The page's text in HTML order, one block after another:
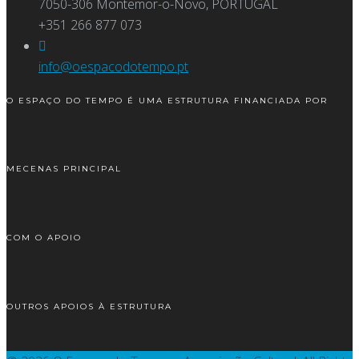
7050-306 Montemor-o-Novo, PORTUGAL
+351 266 877 073
info@oespacodotempo.pt
O ESPAÇO DO TEMPO É UMA ESTRUTURA FINANCIADA POR
MECENAS PRINCIPAL
COM O APOIO
OUTROS APOIOS À ESTRUTURA